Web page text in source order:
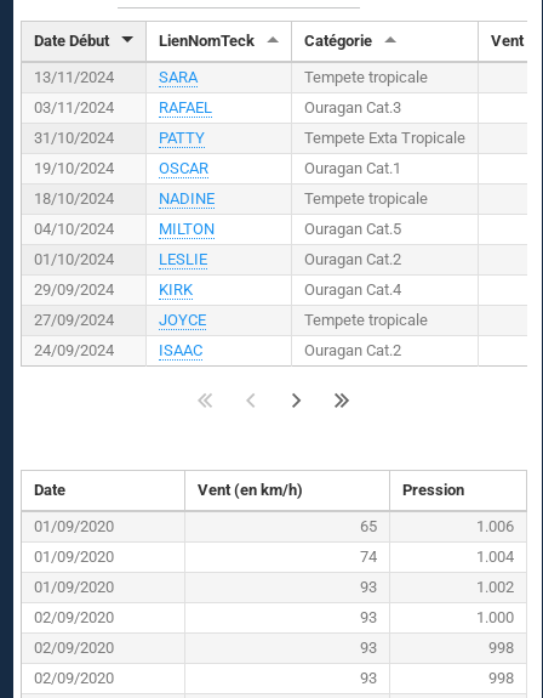
Date Début LienNomTeck Catégorie Vent (
13/11/2024
SARA
Tempete tropicale
03/11/2024
RAFAEL
Ouragan Cat.3
31/10/2024
PATTY
Tempete Exta Tropicale
19/10/2024
OSCAR
Ouragan Cat.1
18/10/2024
NADINE
Tempete tropicale
04/10/2024
MILTON
Ouragan Cat.5
01/10/2024
LESLIE
Ouragan Cat.2
29/09/2024
KIRK
Ouragan Cat.4
27/09/2024
JOYCE
Tempete tropicale
24/09/2024
ISAAC Ouragan Cat.2
Date Vent (en km/h)
Pression
01/09/2020
65
1.006
01/09/2020
74
1.004
01/09/2020
93
1.002
02/09/2020
93
1.000
02/09/2020
93
998
02/09/2020
93
998